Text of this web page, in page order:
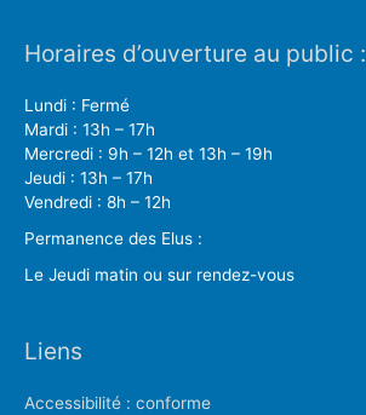
Horaires d’ouverture au public :
Lundi : Fermé
Mardi : 13h – 17h
Mercredi : 9h – 12h et 13h – 19h
Jeudi : 13h – 17h
Vendredi : 8h – 12h
Permanence des Elus :
Le Jeudi matin ou sur rendez-vous
Liens
Accessibilité : conforme